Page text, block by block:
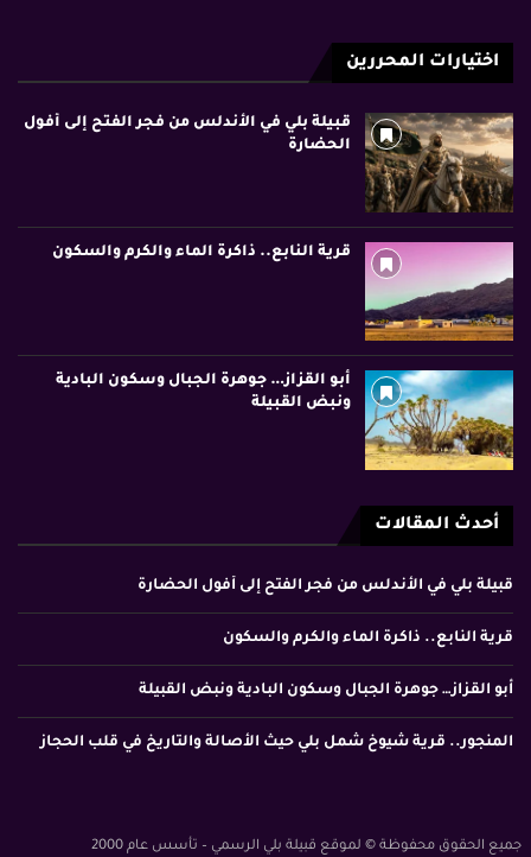
اختيارات المحررين
قبيلة بلي في الأندلس من فجر الفتح إلى أفول
الحضارة
قرية النابع.. ذاكرة الماء والكرم والسكون
أبو القزاز… جوهرة الجبال وسكون البادية
ونبض القبيلة
أحدث المقالات
قبيلة بلي في الأندلس من فجر الفتح إلى أفول الحضارة
قرية النابع.. ذاكرة الماء والكرم والسكون
أبو القزاز… جوهرة الجبال وسكون البادية ونبض القبيلة
المنجور.. قرية شيوخ شمل بلي حيث الأصالة والتاريخ في قلب الحجاز
جميع الحقوق محفوظة © لموقع قبيلة بلي الرسمي – تأسس عام 2000